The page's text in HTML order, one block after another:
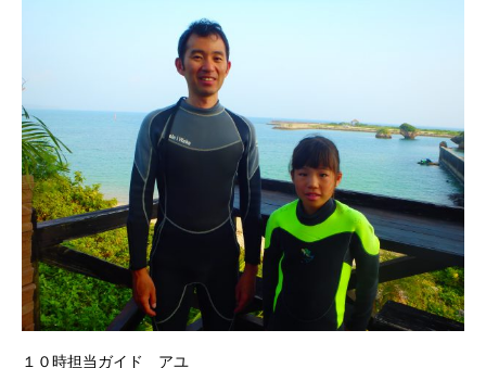
１０時担当ガイド アユ